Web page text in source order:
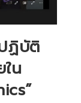
ฏิบัติ
น